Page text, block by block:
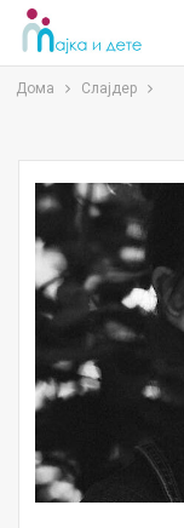
Дома Слајдер